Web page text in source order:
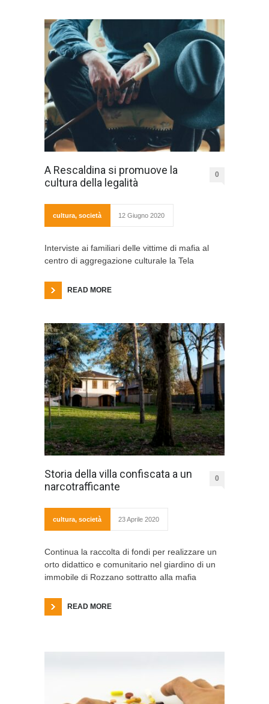
A Rescaldina si promuove la
cultura della legalità
0
cultura, società 12 Giugno 2020
Interviste ai familiari delle vittime di mafia al
centro di aggregazione culturale la Tela
READ MORE
Storia della villa confiscata a un
narcotrafficante
0
cultura, società 23 Aprile 2020
Continua la raccolta di fondi per realizzare un
orto didattico e comunitario nel giardino di un
immobile di Rozzano sottratto alla mafia
READ MORE